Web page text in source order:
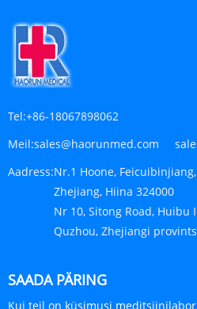
Tel:+86-18067898062
Meil:sales@haorunmed.com
Aadress:Nr.1 Hoone,
Zhejiang, Hiina 324000
Nr 10, Sitong Road, Huibu
Quzhou, Zhejiangi
SAADA PÄRING
Kui teil on küsimusi